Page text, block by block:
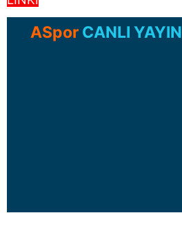
ASpor CANLI YAYIN